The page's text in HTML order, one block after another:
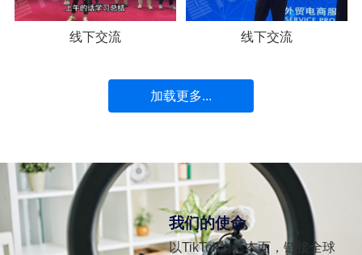
线下交流 线下交流
加载更多...
我们的使命
以TikTok为基本面，链接全球